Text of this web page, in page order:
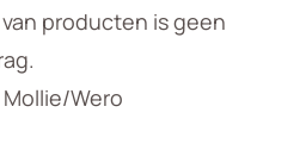
producten is geen
Wero